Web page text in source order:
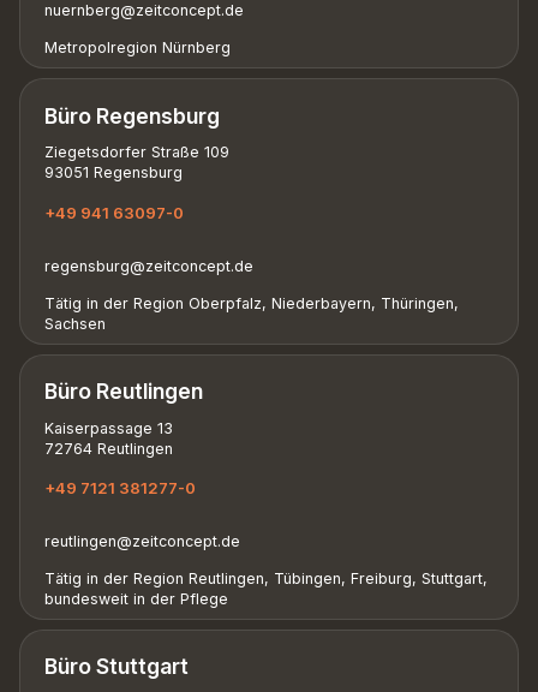
nuernberg@zeitconcept.de
Metropolregion Nürnberg
Büro Regensburg
Ziegetsdorfer Straße 109
93051 Regensburg
+49 941 63097-0
regensburg@zeitconcept.de
Tätig in der Region Oberpfalz, Niederbayern, Thüringen,
Sachsen
Büro Reutlingen
Kaiserpassage 13
72764 Reutlingen
+49 7121 381277-0
reutlingen@zeitconcept.de
Tätig in der Region Reutlingen, Tübingen, Freiburg, Stuttgart,
bundesweit in der Pflege
Büro Stuttgart